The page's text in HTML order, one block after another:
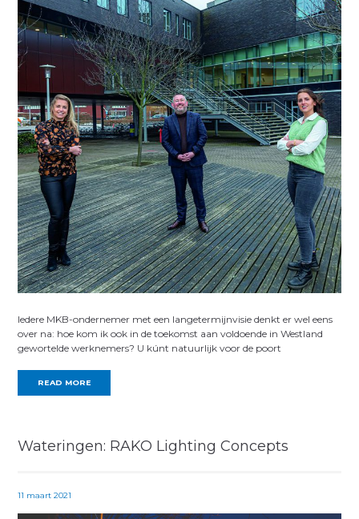
Iedere MKB-ondernemer met een langetermijnvisie denkt er wel eens
over na: hoe kom ik ook in de toekomst aan voldoende in Westland
gewortelde werknemers? U kúnt natuurlijk voor de poort
READ MORE
Wateringen: RAKO Lighting Concepts
11 maart 2021